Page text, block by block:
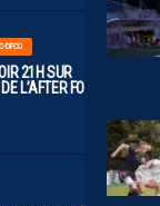
DFCO
21H SUR
L’AFTER FOOT.